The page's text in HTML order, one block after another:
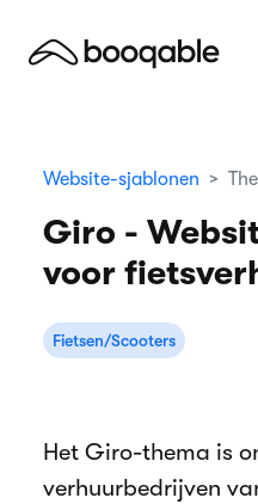
Website-sjablonen
Giro -
voor
Fietsen/Scooters
Het Giro-thema is
verhuurbedrijven